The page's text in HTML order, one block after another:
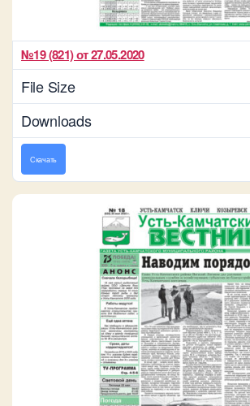
№19 (821) от 27.05.2020
File Size
Downloads
Скачать